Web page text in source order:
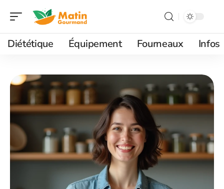
Diététique Équipement Fourneaux Infos